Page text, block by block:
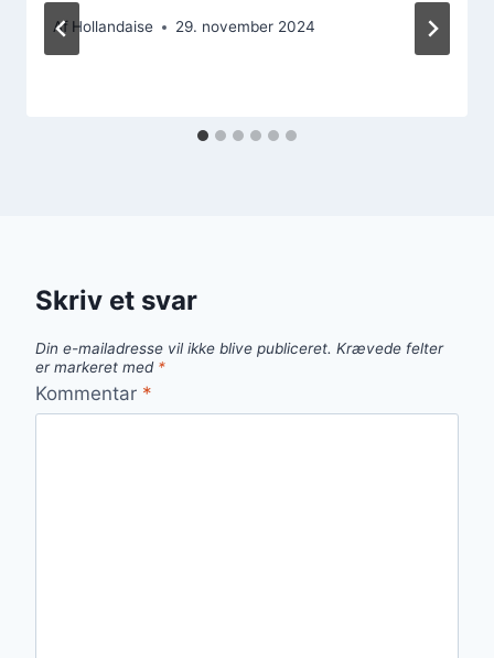
Af Hollandaise 29. november 2024
Skriv et svar
Din e-mailadresse vil ikke blive publiceret. Krævede felter
er markeret med *
Kommentar *